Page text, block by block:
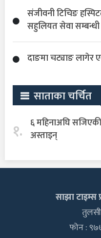
संजीवनी टिचिङ
सहुलियत सेवा
दाङमा चट्याङ लागेर
साताका चर्चित
१. ६ महिनाअघि
अस्ताइन्
साझा टाइम्स
फोन :